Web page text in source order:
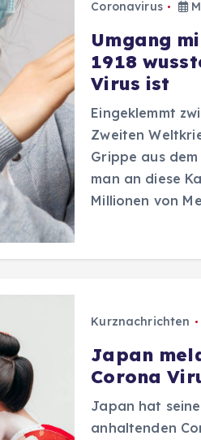
Coronavirus
Umgang
1918
Virus ist
Eingeklemmt
Zweiten
Grippe aus
man an diese
Millionen von
Kurznachrichten
Japan
Corona
Japan hat
anhaltenden